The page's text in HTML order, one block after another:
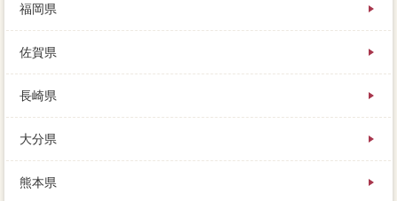
福岡県
佐賀県
長崎県
大分県
熊本県